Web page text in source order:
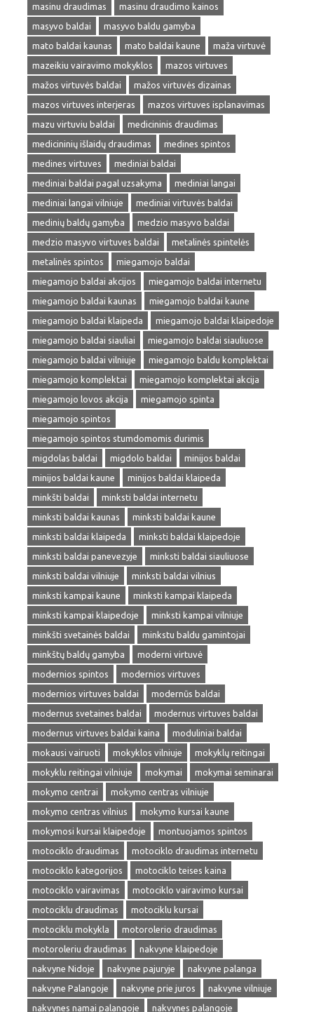
masinu draudimas
masinu draudimo kainos
masyvo baldai
masyvo baldu gamyba
mato baldai kaunas
mato baldai kaune
maža virtuvė
mazeikiu vairavimo mokyklos
mazos virtuves
mažos virtuvės baldai
mažos virtuvės dizainas
mazos virtuves interjeras
mazos virtuves isplanavimas
mazu virtuviu baldai
medicininis draudimas
medicininių išlaidų draudimas
medines spintos
medines virtuves
mediniai baldai
mediniai baldai pagal uzsakyma
mediniai langai
mediniai langai vilniuje
mediniai virtuvės baldai
medinių baldų gamyba
medzio masyvo baldai
medzio masyvo virtuves baldai
metalinės spintelės
metalinės spintos
miegamojo baldai
miegamojo baldai akcijos
miegamojo baldai internetu
miegamojo baldai kaunas
miegamojo baldai kaune
miegamojo baldai klaipeda
miegamojo baldai klaipedoje
miegamojo baldai siauliai
miegamojo baldai siauliuose
miegamojo baldai vilniuje
miegamojo baldu komplektai
miegamojo komplektai
miegamojo komplektai akcija
miegamojo lovos akcija
miegamojo spinta
miegamojo spintos
miegamojo spintos stumdomomis durimis
migdolas baldai
migdolo baldai
minijos baldai
minijos baldai kaune
minijos baldai klaipeda
minkšti baldai
minksti baldai internetu
minksti baldai kaunas
minksti baldai kaune
minksti baldai klaipeda
minksti baldai klaipedoje
minksti baldai panevezyje
minksti baldai siauliuose
minksti baldai vilniuje
minksti baldai vilnius
minksti kampai kaune
minksti kampai klaipeda
minksti kampai klaipedoje
minksti kampai vilniuje
minkšti svetainės baldai
minkstu baldu gamintojai
minkštų baldų gamyba
moderni virtuvė
modernios spintos
modernios virtuves
modernios virtuves baldai
modernūs baldai
modernus svetaines baldai
modernus virtuves baldai
modernus virtuves baldai kaina
moduliniai baldai
mokausi vairuoti
mokyklos vilniuje
mokyklų reitingai
mokyklu reitingai vilniuje
mokymai
mokymai seminarai
mokymo centrai
mokymo centras vilniuje
mokymo centras vilnius
mokymo kursai kaune
mokymosi kursai klaipedoje
montuojamos spintos
motociklo draudimas
motociklo draudimas internetu
motociklo kategorijos
motociklo teises kaina
motociklo vairavimas
motociklo vairavimo kursai
motociklu draudimas
motociklu kursai
motociklu mokykla
motorolerio draudimas
motoroleriu draudimas
nakvyne klaipedoje
nakvyne Nidoje
nakvyne pajuryje
nakvyne palanga
nakvyne Palangoje
nakvyne prie juros
nakvyne vilniuje
nakvynes namai palangoje
nakvynes palangoje